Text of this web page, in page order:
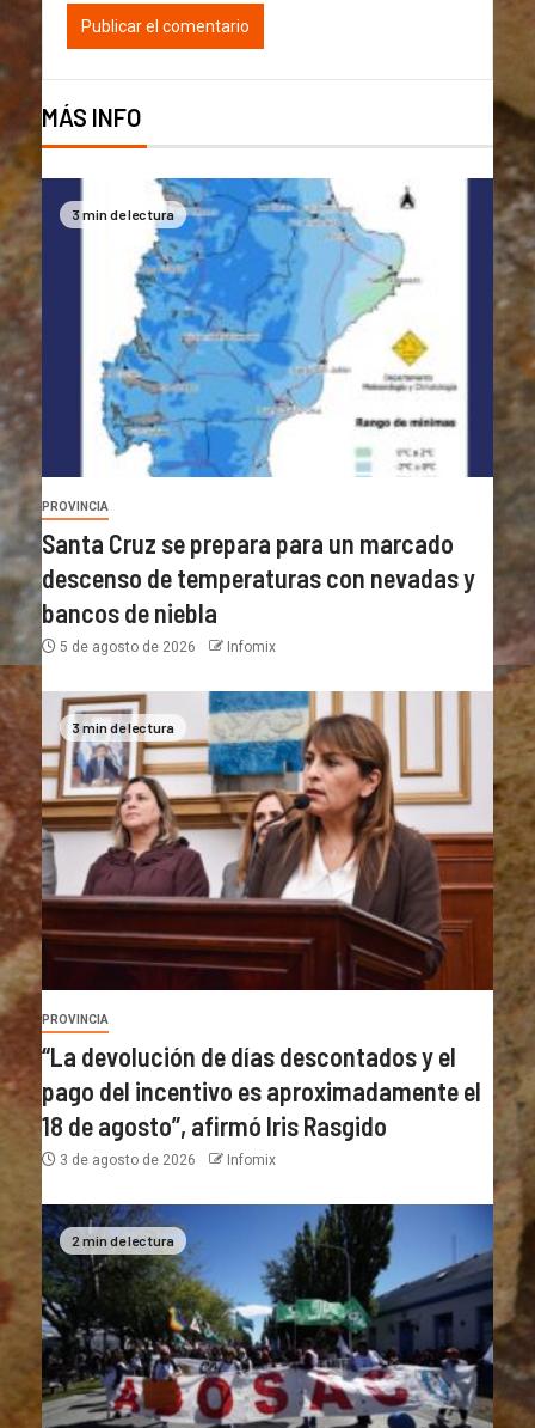
MÁS INFO
3 min de lectura
PROVINCIA
Santa Cruz se prepara para un marcado
descenso de temperaturas con nevadas y
bancos de niebla
5 de agosto de 2026 Infomix
3 min de lectura
PROVINCIA
“La devolución de días descontados y el
pago del incentivo es aproximadamente el
18 de agosto”, afirmó Iris Rasgido
3 de agosto de 2026 Infomix
2 min de lectura